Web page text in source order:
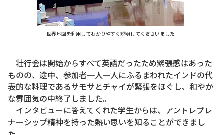
世界地図を利用してわかりやすく説明してくださいました
壮行会は開始からすべて英語だったため緊張感はあった
ものの、途中、参加者一人一人にふるまわれたインドの代
表的な料理であるサモサとチャイが緊張をほぐし、和やか
な雰囲気の中終了しました。
インタビューに答えてくれた学生からは、アントレプレ
ナーシップ精神を持った熱い思いを知ることができまし